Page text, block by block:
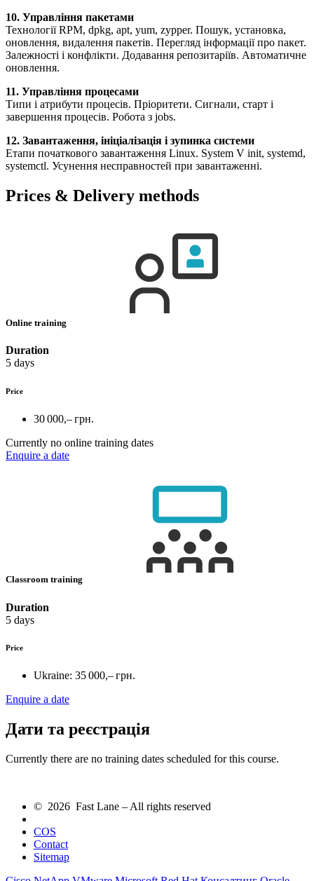
10. Управління пакетами
Технології RPM, dpkg, apt, yum, zypper. Пошук, установка,
оновлення, видалення пакетів. Перегляд інформації про пакет.
Залежності і конфлікти. Додавання репозитаріїв. Автоматичне
оновлення.
11. Управління процесами
Типи і атрибути процесів. Пріоритети. Сигнали, старт і
завершення процесів. Робота з jobs.
12. Завантаження, ініціалізація і зупинка системи
Етапи початкового завантаження Linux. System V init, systemd,
systemctl. Усунення несправностей при завантаженні.
Prices & Delivery methods
Online training
Duration
5 days
Price
30 000,– грн.
Currently no online training dates
Enquire a date
Classroom training
Duration
5 days
Price
Ukraine: 35 000,– грн.
Enquire a date
Дати та реєстрація
Currently there are no training dates scheduled for this course.
© 2026 Fast Lane – All rights reserved
COS
Contact
Sitemap